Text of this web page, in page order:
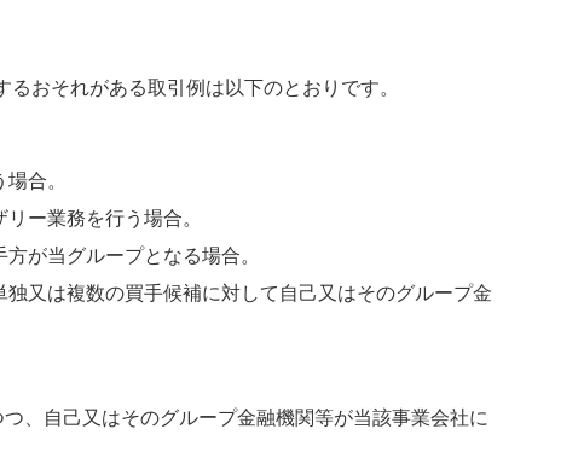
おそれがある取引例は以下のとおりです。
合。
ー業務を行う場合。
が当グループとなる場合。
又は複数の買手候補に対して自己又はそのグループ金
、自己又はそのグループ金融機関等が当該事業会社に